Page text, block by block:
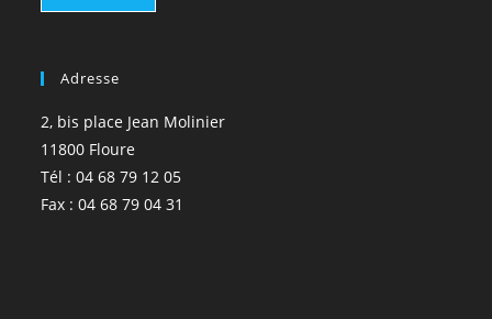
Adresse
2, bis place Jean Molinier
11800 Floure
Tél : 04 68 79 12 05
Fax : 04 68 79 04 31